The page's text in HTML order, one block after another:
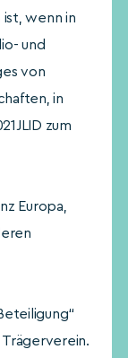
ist, wenn in
und
von
in
zum
Europa,